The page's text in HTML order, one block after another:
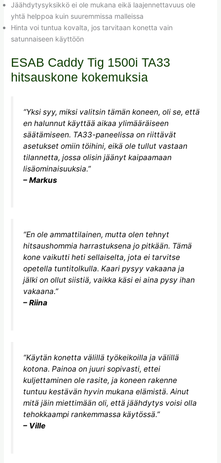
Jäähdytysyksikkö ei ole mukana eikä laajennettavuus ole
yhtä helppoa kuin suuremmissa malleissa
Hinta voi tuntua kovalta, jos tarvitaan konetta vain
satunnaiseen käyttöön
ESAB Caddy Tig 1500i TA33
hitsauskone kokemuksia
“Yksi syy, miksi valitsin tämän koneen, oli se, että
en halunnut käyttää aikaa ylimääräiseen
säätämiseen. TA33-paneelissa on riittävät
asetukset omiin töihini, eikä ole tullut vastaan
tilannetta, jossa olisin jäänyt kaipaamaan
lisäominaisuuksia.”
– Markus
“En ole ammattilainen, mutta olen tehnyt
hitsaushommia harrastuksena jo pitkään. Tämä
kone vaikutti heti sellaiselta, jota ei tarvitse
opetella tuntitolkulla. Kaari pysyy vakaana ja
jälki on ollut siistiä, vaikka käsi ei aina pysy ihan
vakaana.”
– Riina
“Käytän konetta välillä työkeikoilla ja välillä
kotona. Painoa on juuri sopivasti, ettei
kuljettaminen ole rasite, ja koneen rakenne
tuntuu kestävän hyvin mukana elämistä. Ainut
mitä jäin miettimään oli, että jäähdytys voisi olla
tehokkaampi rankemmassa käytössä.”
– Ville